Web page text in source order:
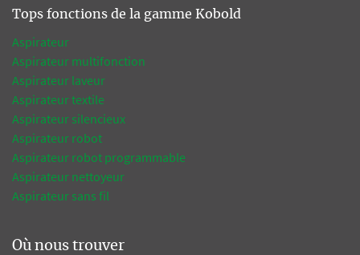
Tops fonctions de la gamme Kobold
Aspirateur
Aspirateur multifonction
Aspirateur laveur
Aspirateur textile
Aspirateur silencieux
Aspirateur robot
Aspirateur robot programmable
Aspirateur nettoyeur
Aspirateur sans fil
Où nous trouver